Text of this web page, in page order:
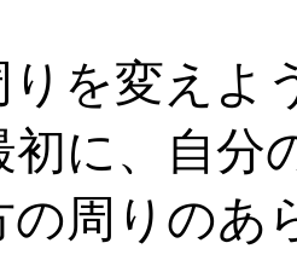
りを変えよ
初に、自分
の周りのあ